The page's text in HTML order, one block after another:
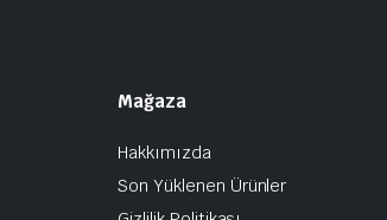
Mağaza
Hakkımızda
Son Yüklenen Ürünler